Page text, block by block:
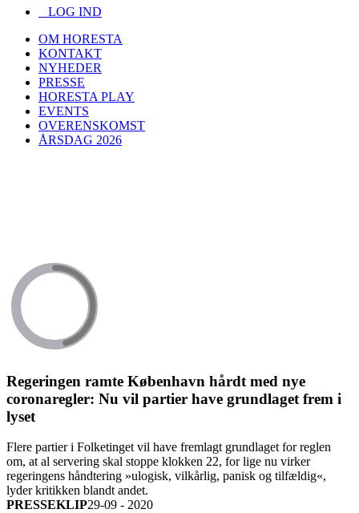
LOG IND
OM HORESTA
KONTAKT
NYHEDER
PRESSE
HORESTA PLAY
EVENTS
OVERENSKOMST
ÅRSDAG 2026
Regeringen ramte København hårdt med nye
coronaregler: Nu vil partier have grundlaget frem i
lyset
Flere partier i Folketinget vil have fremlagt grundlaget for reglen
om, at al servering skal stoppe klokken 22, for lige nu virker
regeringens håndtering »ulogisk, vilkårlig, panisk og tilfældig«,
lyder kritikken blandt andet.
PRESSEKLIP29-09 - 2020